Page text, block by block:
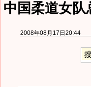
中国柔道女队
2008年08月17日20:44